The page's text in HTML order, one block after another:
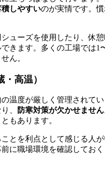
しやすいのが実情です。
ューズを使用したり、休
きます。多くの工場では1
ん。
高温）
温度が厳しく管理されて
、
防寒対策が欠かせません
もあります。
とを利点として感じる人
に職場環境を確認しておく